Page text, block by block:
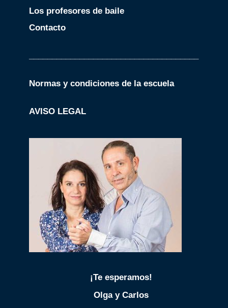
Los profesores de baile
Contacto
Normas y condiciones de la escuela
AVISO LEGAL
¡Te esperamos!
Olga y Carlos